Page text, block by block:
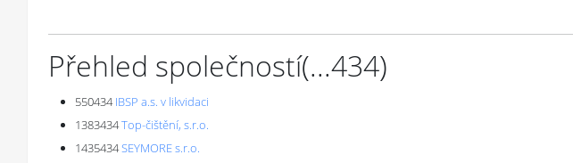
Přehled společností(...434)
550434 IBSP a.s. v likvidaci
1383434Top-čištění, s.r.o.
1435434SEYMORE s.r.o.